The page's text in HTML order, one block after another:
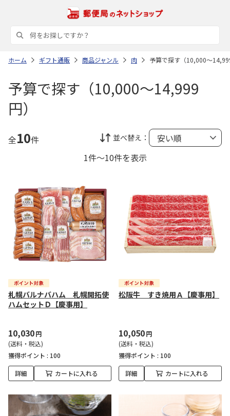
ホーム ギフト通販 商品ジャンル 肉 予算で探す（10,000～
予算で探す（10,000～14,999
円）
全10件 並べ替え：
1件～10件を表示
札幌バルナバハム 札幌開拓使
ハムセットＤ【慶事用】
10,030円
(送料・税込)
獲得ポイント : 100
詳細 カートに入れる
松阪牛 すき焼用Ａ【慶事用】
10,050円
(送料・税込)
獲得ポイント : 100
詳細 カートに入れる